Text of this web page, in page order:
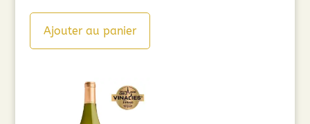
Ajouter au panier